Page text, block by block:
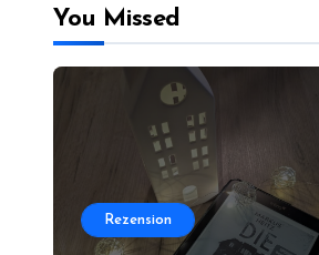
You Missed
Rezension